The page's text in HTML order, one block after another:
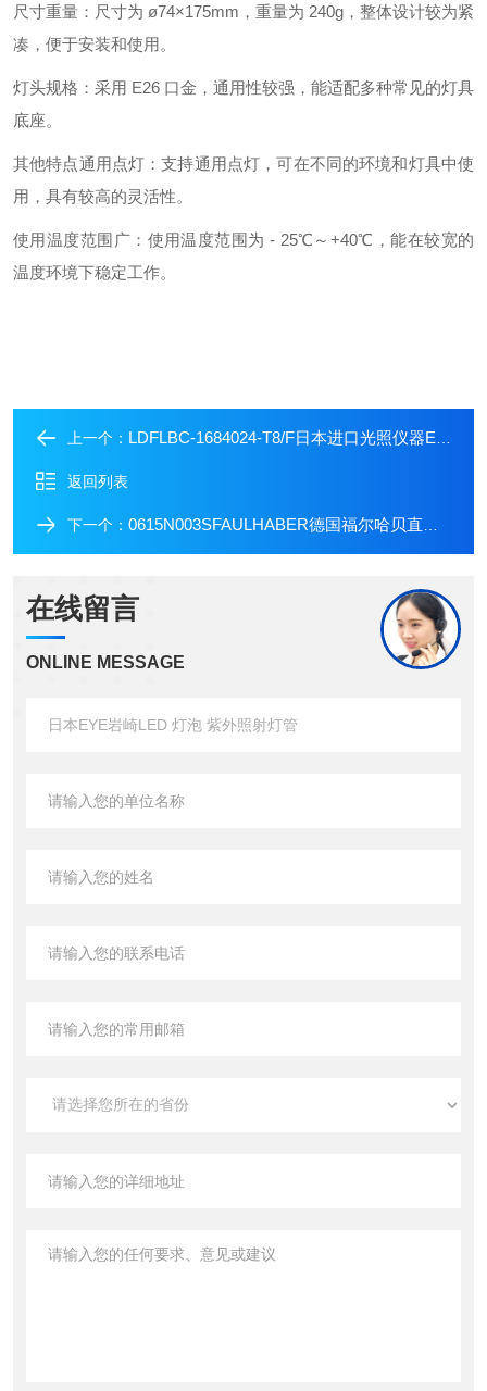
尺寸重量：尺寸为 ø74×175mm，重量为 240g，整体设计较为紧
凑，便于安装和使用。
灯头规格：采用 E26 口金，通用性较强，能适配多种常见的灯具
底座。
其他特点通用点灯：支持通用点灯，可在不同的环境和灯具中使
用，具有较高的灵活性。
使用温度范围广：使用温度范围为 - 25℃～+40℃，能在较宽的
温度环境下稳定工作。
上一个： LDFLBC-1684024-T8/F日本进口光照仪器EYE岩崎高压钠灯灯管
返回列表
下一个： 0615N003SFAULHABER德国福尔哈贝直流微电机
在线留言
ONLINE MESSAGE